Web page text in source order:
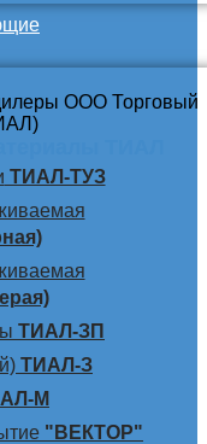
ТИАЛ-ТУЗ
ТИАЛ-ЗП
ТИАЛ-З
М
"ВЕКТОР"